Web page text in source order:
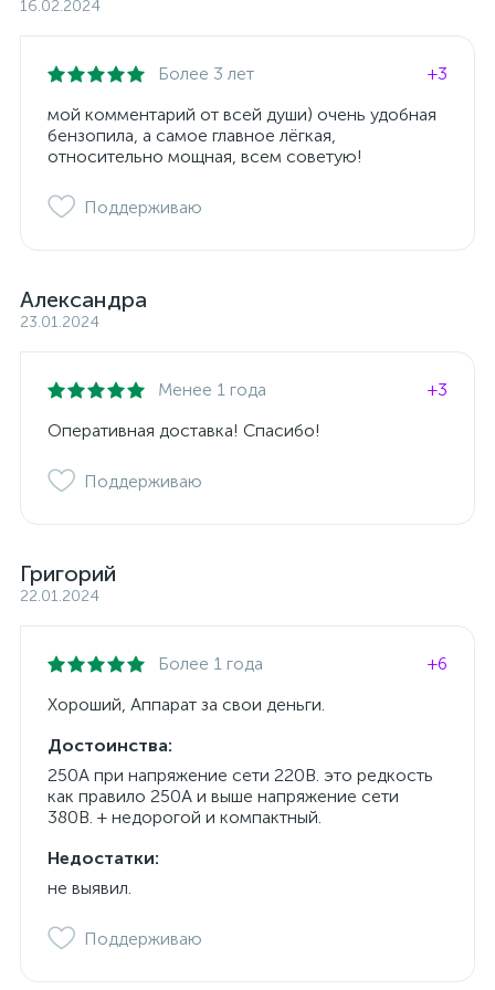
16.02.2024
Более 3 лет
+3
мой комментарий от всей души) очень удобная
бензопила, а самое главное лёгкая,
относительно мощная, всем советую!
Поддерживаю
Александра
23.01.2024
Менее 1 года
+3
Оперативная доставка! Спасибо!
Поддерживаю
Григорий
22.01.2024
Более 1 года
+6
Хороший, Аппарат за свои деньги.
Достоинства:
250А при напряжение сети 220В. это редкость
как правило 250А и выше напряжение сети
380В. + недорогой и компактный.
Недостатки:
не выявил.
Поддерживаю